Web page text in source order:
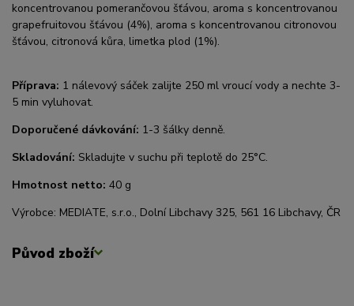
koncentrovanou pomerančovou šťávou, aroma s koncentrovanou
grapefruitovou šťávou (4%), aroma s koncentrovanou citronovou
šťávou, citronová kůra, limetka plod (1%).
Příprava: 1 nálevový sáček zalijte 250 ml vroucí vody a nechte 3-
5 min vyluhovat.
Doporučené dávkování: 1-3 šálky denně.
Skladování: Skladujte v suchu při teplotě do 25°C.
Hmotnost netto: 40 g
Výrobce: MEDIATE, s.r.o., Dolní Libchavy 325, 561 16 Libchavy, ČR
Původ zboží